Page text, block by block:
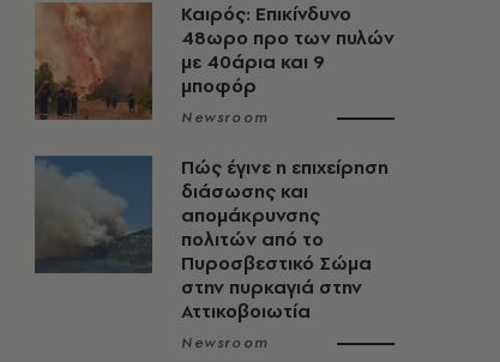
Καιρός: Επικίνδυνο
48ωρο προ των πυλών
με 40άρια και 9
μποφόρ
Newsroom
Πώς έγινε η επιχείρηση
διάσωσης και
απομάκρυνσης
πολιτών από το
Πυροσβεστικό Σώμα
στην πυρκαγιά στην
Αττικοβοιωτία
Newsroom